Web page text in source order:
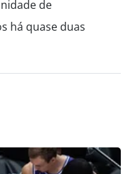
de
há quase duas